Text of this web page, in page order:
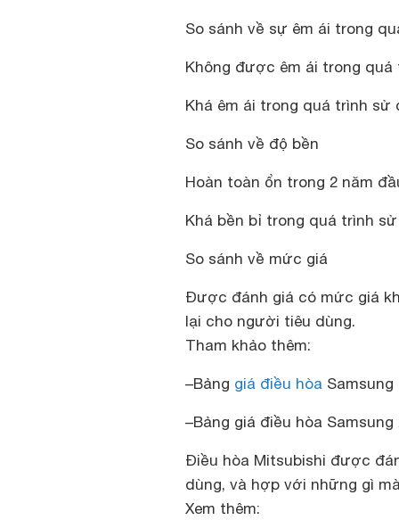
So sánh về sự êm ái trong
Không được êm ái trong quá
Khá êm ái trong quá trình sử
So sánh về độ bền
Hoàn toàn ổn trong 2 năm
Khá bền bỉ trong quá trình
So sánh về mức giá
Được đánh giá có mức giá
lại cho người tiêu dùng.
Tham khảo thêm:
–Bảng giá điều hòa Samsung
–Bảng giá điều hòa Samsung
Điều hòa Mitsubishi được
dùng, và hợp với những gì
Xem thêm: